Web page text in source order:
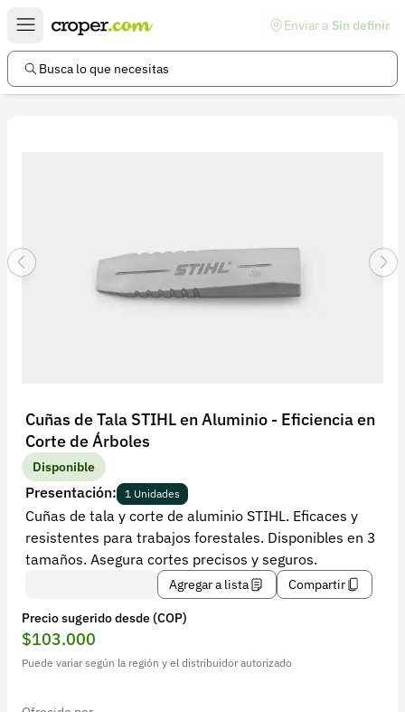
Enviar a Sin definir
Busca lo que necesitas
Cuñas de Tala STIHL en Aluminio - Eficiencia en
Corte de Árboles
Disponible
Presentación: 1 Unidades
Cuñas de tala y corte de aluminio STIHL. Eficaces y
resistentes para trabajos forestales. Disponibles en 3
tamaños. Asegura cortes precisos y seguros.
Agregar a lista Compartir
Precio sugerido desde (COP)
$103.000
Puede variar según la región y el distribuidor autorizado
Enlaces de interés
Preguntas frecuentes
Política de privacidad
Recuperar contraseña
Contacto
Soporte
+57 323 2931928
contacto@croper.com
© 2026 Croper.com Todos los derechos reservados
Versión 5.45.0
Síguenos